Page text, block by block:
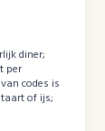
diner;
per
codes is
of ijs;